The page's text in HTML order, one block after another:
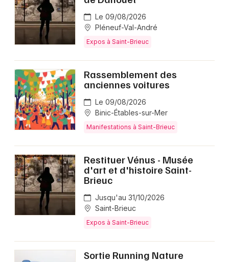
Le 09/08/2026
Pléneuf-Val-André
Expos à Saint-Brieuc
Rassemblement des
anciennes voitures
Le 09/08/2026
Binic-Étables-sur-Mer
Manifestations à Saint-Brieuc
Restituer Vénus - Musée
d'art et d'histoire Saint-
Brieuc
Jusqu'au 31/10/2026
Saint-Brieuc
Expos à Saint-Brieuc
Sortie Running Nature